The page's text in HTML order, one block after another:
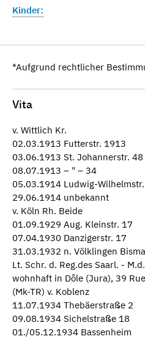
Kinder:
*Aufgrund rechtlicher
Vita
v. Wittlich Kr.
02.03.1913 Futterstr. 1913
03.06.1913 St. Johannerstr. 48
08.07.1913 – " – 34
05.03.1914 Ludwig-
29.06.1914 unbekannt
v. Köln Rh. Beide
01.09.1929 Aug. Kleinstr. 17
07.04.1930 Danzigerstr. 17
31.03.1932 n. Völklingen
Lt. Schr. d. Reg.des Saarl. -
wohnhaft in Dôle (Jura), 39
(Mk-TR) v. Koblenz
11.07.1934 Thebäerstraße 2
09.08.1934 Sichelstraße 18
01./05.12.1934 Bassenheim